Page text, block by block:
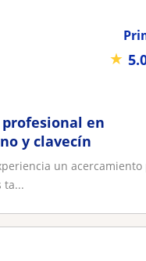
★
en
y clavecín
un
ta...